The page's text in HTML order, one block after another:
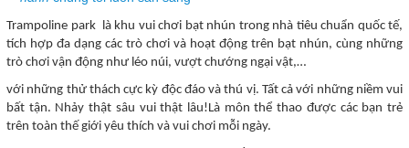
Trampoline park là khu vui chơi bạt nhún trong nhà tiêu chuẩn quốc tế,
tích hợp đa dạng các trò chơi và hoạt động trên bạt nhún, cùng những
trò chơi vận động như léo núi, vượt chướng ngại vật,…
với những thử thách cực kỳ độc đáo và thú vị. Tất cả với những niềm vui
bất tận. Nhảy thật sâu vui thật lâu!Là môn thể thao được các bạn trẻ
trên toàn thế giới yêu thích và vui chơi mỗi ngày.